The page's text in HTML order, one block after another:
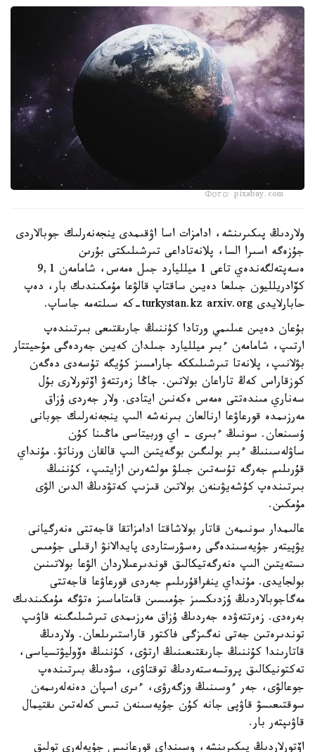
Фото: pixabay.com
ولاردىڭ پىكىرىنشە، ادامزات اسا اۋقىمدى ينجەنەرلىك جوبالاردى
جۇزەگە اسىرا السا، پلانەتاداعى تىرشىلىكتى بۇرىن
ەسەپتەلگەندەي تاعى 1 ميلليارد جىل ەمەس، شامامەن 9,1
كۆادريلليون جىلعا دەيىن ساقتاپ قالۋعا مۇمكىندىك بار، دەپ
حابارلايدى turkystan.kz arxiv.org-كە سىلتەمە جاساپ.
بۇعان دەيىن عىلىمي ورتادا كۇننىڭ جارىقتىعى بىرتىندەپ
ارتىپ، شامامەن ءبىر ميلليارد جىلدان كەيىن جەردەگى مۇحيتتار
بۋلانىپ، پلانەتا تىرشىلىككە جارامسىز كۇيگە تۇسەدى دەگەن
كوزقاراس كەڭ تاراعان بولاتىن. جاڭا زەرتتەۋ اۆتورلارى بۇل
سەناري مىندەتتى ەمەس ەكەنىن ايتادى. ولار جەردى ۇزاق
مەرزىمدە قورعاۋعا ارنالعان بىرنەشە الىپ ينجەنەرلىك جوبانى
ۇسىنعان. سونىڭ ءبىرى - اي وربيتاسى ماڭىنا كۇن
ساۋلەسىنىڭ ءبىر بولىگىن بوگەيتىن الىپ قالقان ورناتۋ. مۇنداي
قۇرىلىم جەرگە تۇسەتىن جىلۋ مولشەرىن ازايتىپ، كۇننىڭ
بىرتىندەپ كۇشەيۋىنەن بولاتىن قىزىپ كەتۋدىڭ الدىن الۋى
مۇمكىن.
عالىمدار سونىمەن قاتار بولاشاقتا ادامزاتقا قاجەتتى ەنەرگيانى
يۋپيتەر جۇيەسىندەگى رەسۋرستاردى پايدالانۋ ارقىلى جۇمىس
ىستەيتىن الىپ ەنەرگەتيكالىق قوندىرعىلاردان الۋعا بولاتىنىن
بولجايدى. مۇنداي ينفراقۇرىلىم جەردى قورعاۋعا قاجەتتى
مەگاجوبالاردىڭ ۇزدىكسىز جۇمىسىن قامتاماسىز ەتۋگە مۇمكىندىك
بەرەدى. زەرتتەۋدە جەردىڭ ۇزاق مەرزىمدى تىرشىلىگىنە قاۋىپ
توندىرەتىن جەتى نەگىزگى فاكتور قاراستىرىلعان. ولاردىڭ
قاتارىندا كۇننىڭ جارىقتىعىنىڭ ارتۋى، كۇننىڭ ەۆوليۋتسياسى،
تەكتونيكالىق پروتسەستەردىڭ توقتاۋى، سۋدىڭ بىرتىندەپ
جوعالۋى، جەر ءوسىنىڭ وزگەرۋى، ءىرى اسپان دەنەلەرىمەن
سوقتىعىسۋ قاۋپى جانە كۇن جۇيەسىنەن تىس كەلەتىن ىقتيمال
قاۋىپتەر بار.